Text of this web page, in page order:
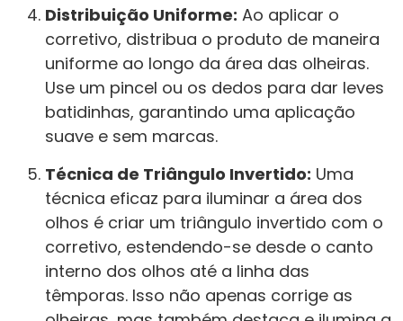
Distribuição Uniforme: Ao aplicar o
corretivo, distribua o produto de maneira
uniforme ao longo da área das olheiras.
Use um pincel ou os dedos para dar leves
batidinhas, garantindo uma aplicação
suave e sem marcas.
Técnica de Triângulo Invertido: Uma
técnica eficaz para iluminar a área dos
olhos é criar um triângulo invertido com o
corretivo, estendendo-se desde o canto
interno dos olhos até a linha das
têmporas. Isso não apenas corrige as